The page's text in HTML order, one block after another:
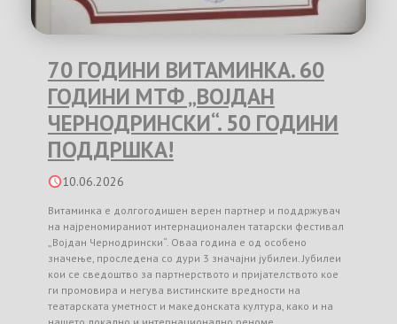
70 ГОДИНИ ВИТАМИНКА. 60
ГОДИНИ МТФ „ВОЈДАН
ЧЕРНОДРИНСКИ“. 50 ГОДИНИ
ПОДДРШКА!
10.06.2026
Витаминка е долгогодишен верен партнер и поддржувач
на најреномираниот интернационален татарски фестивал
„Војдан Чернодрински“. Оваа година е од особено
значење, проследена со дури 3 значајни јубилеи. Јубилеи
кои се сведоштво за партнерството и пријателството кое
ги промовира и негува вистинските вредности на
театарската уметност и македонската култура, како и на